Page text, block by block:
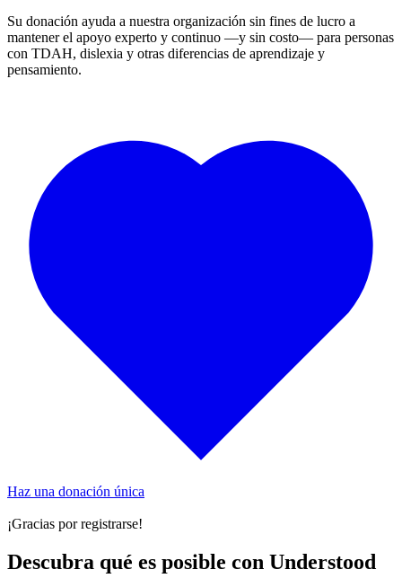
Su donación ayuda a nuestra organización sin fines de lucro a
mantener el apoyo experto y continuo —y sin costo— para personas
con TDAH, dislexia y otras diferencias de aprendizaje y
pensamiento.
Haz una donación única
¡Gracias por registrarse!
Descubra qué es posible con Understood